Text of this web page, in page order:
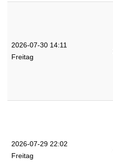
2026-07-30 14:11
Freitag
2026-07-29 22:02
Freitag